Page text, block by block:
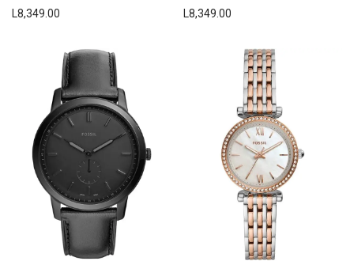
L8,349.00 L8,349.00